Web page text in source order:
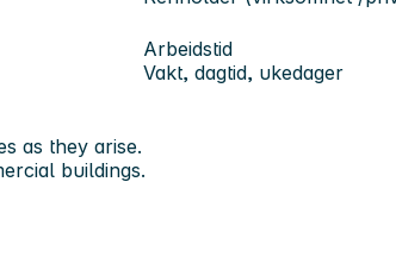
Arbeidstid
Vakt, dagtid, ukedager
as they arise.
buildings.